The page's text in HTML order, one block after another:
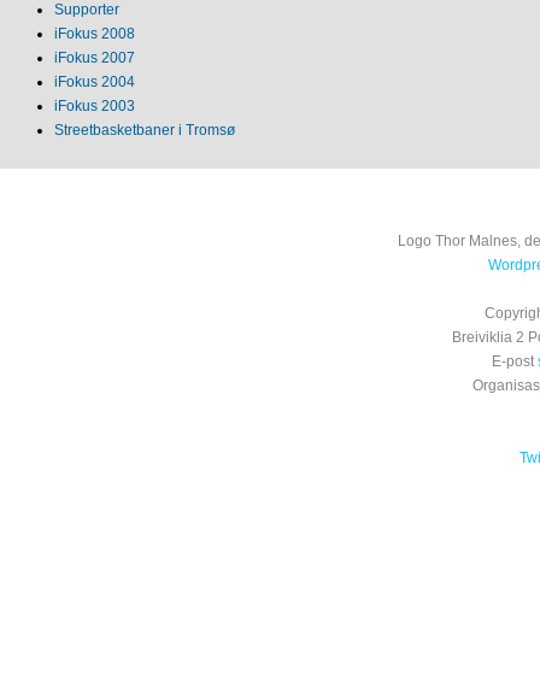
Supporter
iFokus 2008
iFokus 2007
iFokus 2004
iFokus 2003
Streetbasketbaner i Tromsø
Logo Thor Malnes,
Breiviklia 2
E-post